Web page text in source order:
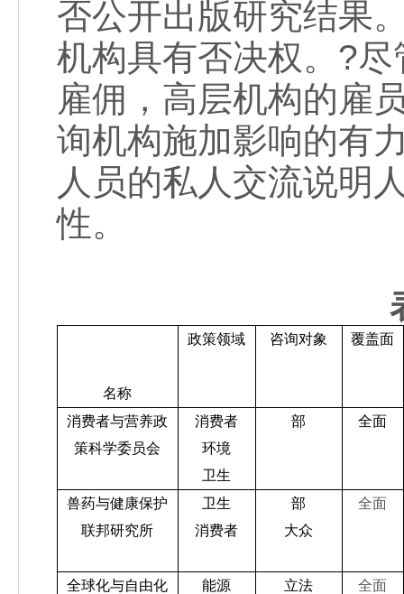
否公开出版研究结果
机构具有否决权。?
雇佣，高层机构的雇
询机构施加影响的有
人员的私人交流说明
性。
名称
政策领域 咨询对象 覆盖面
消费者与营养政
策科学委员会
消费者
环境
卫生
部 全面
兽药与健康保护
联邦研究所
卫生
消费者
部
大众
全面
全球化与自由化
能源 立法 全面